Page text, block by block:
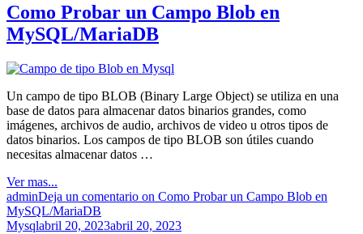
Como Probar un Campo Blob en
MySQL/MariaDB
Un campo de tipo BLOB (Binary Large Object) se utiliza en una
base de datos para almacenar datos binarios grandes, como
imágenes, archivos de audio, archivos de video u otros tipos de
datos binarios. Los campos de tipo BLOB son útiles cuando
necesitas almacenar datos …
Ver mas...
adminDeja un comentario on Como Probar un Campo Blob en
MySQL/MariaDB
Mysqlabril 20, 2023abril 20, 2023